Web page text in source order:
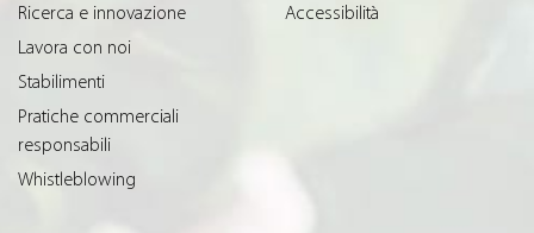
Ricerca e innovazione
Lavora con noi
Stabilimenti
Pratiche commerciali
responsabili
Whistleblowing
Accessibilità